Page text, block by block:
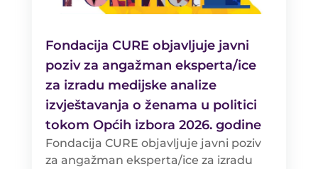
Fondacija CURE objavljuje javni
poziv za angažman eksperta/ice
za izradu medijske analize
izvještavanja o ženama u politici
tokom Općih izbora 2026. godine
Fondacija CURE objavljuje javni poziv
za angažman eksperta/ice za izradu